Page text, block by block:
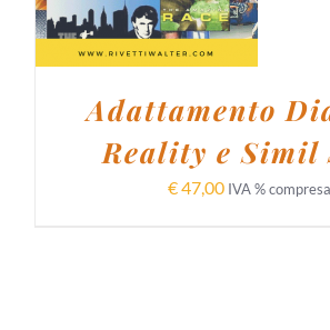
Adattamento
Reality e Simil
€47,00 IVA % compresa